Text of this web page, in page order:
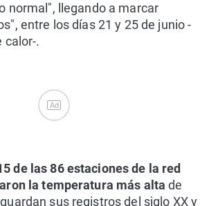
normal", llegando a marcar
entre los días 21 y 25 de junio -
calor-.
Ad
de las 86 estaciones de la red
la temperatura más alta de
sus registros del siglo XX y